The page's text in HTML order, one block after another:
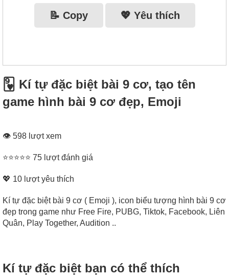
📝 Copy 💖 Yêu thích
🂹 Kí tự đặc biệt bài 9 cơ, tạo tên
game hình bài 9 cơ đẹp, Emoji
👁 598 lượt xem
⭐⭐⭐⭐⭐ 75 lượt đánh giá
💖 10 lượt yêu thích
Kí tự đặc biệt bài 9 cơ ( Emoji ), icon biểu tượng hình bài 9 cơ
đẹp trong game như Free Fire, PUBG, Tiktok, Facebook, Liên
Quân, Play Together, Audition ..
Kí tự đặc biệt bạn có thể thích